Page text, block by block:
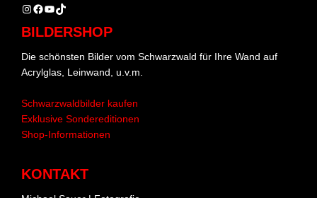
Instagram
Facebook
YouTube
TikTok
BILDERSHOP
Die schönsten Bilder vom Schwarzwald für Ihre Wand auf
Acrylglas, Leinwand, u.v.m.
Schwarzwaldbilder kaufen
Exklusive Sondereditionen
Shop-Informationen
KONTAKT